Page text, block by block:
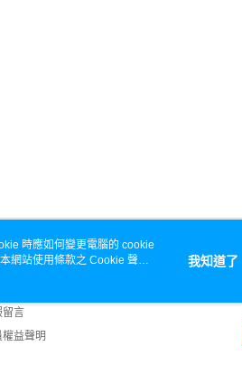
資訊
留言
權益聲明
時應如何變更電腦的 cookie
網站使用條款之 Cookie 聲明
我知道了